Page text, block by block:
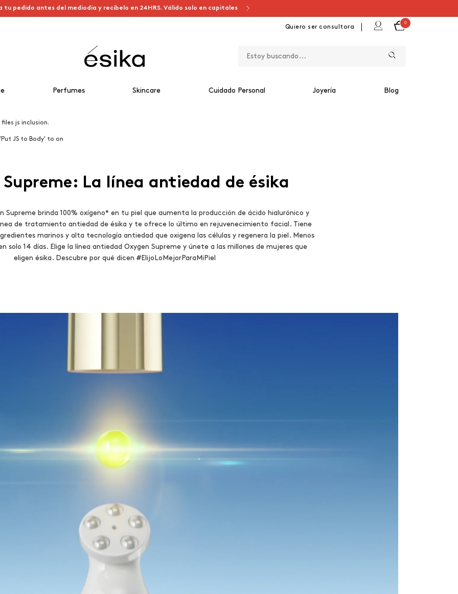
tu pedido antes del mediodía y recíbelo en 24HRS. Válido solo en capitales
Quiero ser consultora
0
Perfumes Skincare Cuidado Personal Joyería Blog
js inclusion.
JS to Body' to on
Supreme: La línea antiedad de ésika
Supreme brinda 100% oxígeno* en tu piel que aumenta la producción de ácido hialurónico y
de tratamiento antiedad de ésika y te ofrece lo último en rejuvenecimiento facial. Tiene
marinos y alta tecnología antiedad que oxigena las células y regenera la piel. Menos
solo 14 días. Elige la línea antiedad Oxygen Supreme y únete a las millones de mujeres que
eligen ésika. Descubre por qué dicen #ElijoLoMejorParaMiPiel